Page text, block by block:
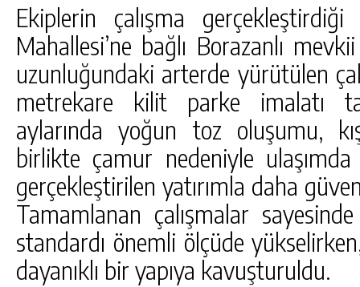
Ekiplerin çalışma
Mahallesi’ne bağlı Borazanlı
uzunluğundaki arterde yürütülen
metrekare kilit parke imalatı
aylarında yoğun toz oluşumu,
birlikte çamur nedeniyle ulaşımda
gerçekleştirilen yatırımla daha
Tamamlanan çalışmalar
standardı önemli ölçüde
dayanıklı bir yapıya kavuşturuldu.